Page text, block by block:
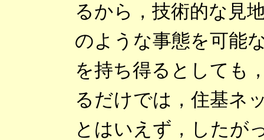
るから，技術的な見
のような事態を可能
を持ち得るとしても
るだけでは，住基ネ
とはいえず，したが